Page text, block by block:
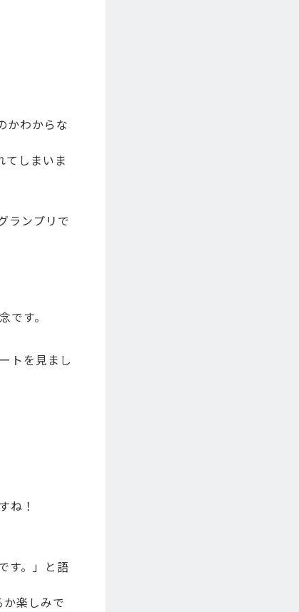
かわからな
てしまいま
ランプリで
す。
トを見まし
ね！
す。」と語
楽しみで